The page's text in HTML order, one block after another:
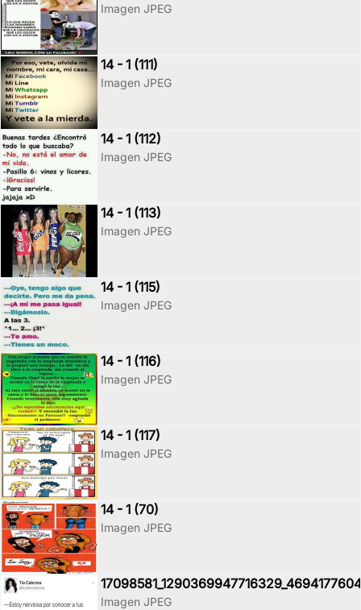
Imagen JPEG
14 - 1 (111)
Imagen JPEG
14 - 1 (112)
Imagen JPEG
14 - 1 (113)
Imagen JPEG
14 - 1 (115)
Imagen JPEG
14 - 1 (116)
Imagen JPEG
14 - 1 (117)
Imagen JPEG
14 - 1 (70)
Imagen JPEG
Imagen JPEG